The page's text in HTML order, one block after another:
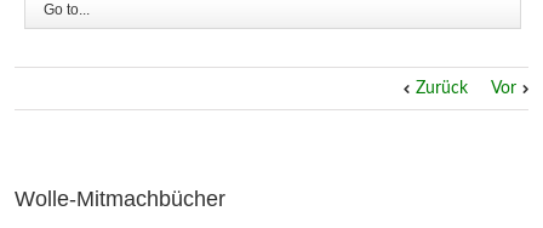
Go to...
Zurück Vor
Wolle-Mitmachbücher